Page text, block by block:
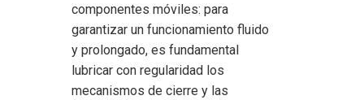
componentes móviles: para
garantizar un funcionamiento fluido
y prolongado, es fundamental
lubricar con regularidad los
mecanismos de cierre y las